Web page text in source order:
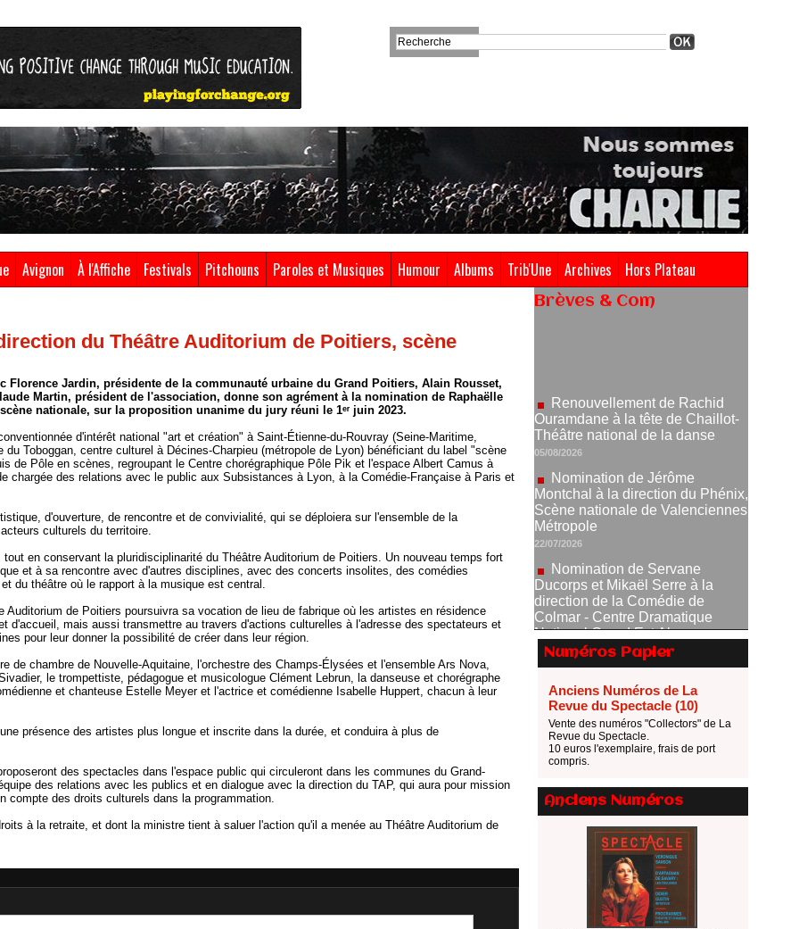
Avignon À l'Affiche Festivals Pitchouns Paroles et Musiques Humour Albums Trib'Une Archives Hors Plateau
du Théâtre Auditorium de Poitiers, scène
Jardin, présidente de la communauté urbaine du Grand Poitiers, Alain Rousset,
Martin, président de l'association, donne son agrément à la nomination de Raphaëlle
nationale, sur la proposition unanime du jury réuni le 1ᵉʳ juin 2023.
d'intérêt national "art et création" à Saint-Étienne-du-Rouvray (Seine-Maritime,
Toboggan, centre culturel à Décines-Charpieu (métropole de Lyon) bénéficiant du label "scène
de Pôle en scènes, regroupant le Centre chorégraphique Pôle Pik et l'espace Albert Camus à
chargée des relations avec le public aux Subsistances à Lyon, à la Comédie-Française à Paris et
d'ouverture, de rencontre et de convivialité, qui se déploiera sur l'ensemble de la
culturels du territoire.
en conservant la pluridisciplinarité du Théâtre Auditorium de Poitiers. Un nouveau temps fort
et à sa rencontre avec d'autres disciplines, avec des concerts insolites, des comédies
du théâtre où le rapport à la musique est central.
de Poitiers poursuivra sa vocation de lieu de fabrique où les artistes en résidence
d'accueil, mais aussi transmettre au travers d'actions culturelles à l'adresse des spectateurs et
pour leur donner la possibilité de créer dans leur région.
de chambre de Nouvelle-Aquitaine, l'orchestre des Champs-Élysées et l'ensemble Ars Nova,
le trompettiste, pédagogue et musicologue Clément Lebrun, la danseuse et chorégraphe
et chanteuse Estelle Meyer et l'actrice et comédienne Isabelle Huppert, chacun à leur
présence des artistes plus longue et inscrite dans la durée, et conduira à plus de
des spectacles dans l'espace public qui circuleront dans les communes du Grand-
des relations avec les publics et en dialogue avec la direction du TAP, qui aura pour mission
compte des droits culturels dans la programmation.
à la retraite, et dont la ministre tient à saluer l'action qu'il a menée au Théâtre Auditorium de
Brèves & Com
05/08/2026
Nomination de Jérôme
Montchal à la direction du Phénix,
Scène nationale de Valenciennes
Métropole
22/07/2026
Nomination de Servane
Ducorps et Mikaël Serre à la
direction de la Comédie de
Colmar - Centre Dramatique
National Grand Est Alsace
07/07/2026
Thomas Jolly et Laëtitia
Guédon nommés à la direction du
TNP
02/07/2026
Fonds SACD Théâtre : les
lauréats 2026
23/06/2026
Dispositif ARTCENA Écrire
pour le cirque, les lauréats 2026 !
20/06/2026
Le palmarès des prix SACD
Les 10 lauréats du Fonds
Grandes Formes Théâtre 2026
Numéros Papier
Anciens Numéros de La
Revue du Spectacle (10)
Vente des numéros "Collectors" de La
Revue du Spectacle.
10 euros l'exemplaire, frais de port
compris.
Anciens Numéros